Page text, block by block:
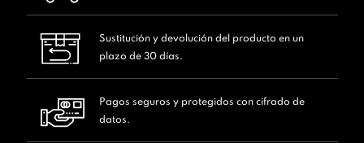
Sustitución y devolución del producto en un
plazo de 30 días.
Pagos seguros y protegidos con cifrado de
datos.